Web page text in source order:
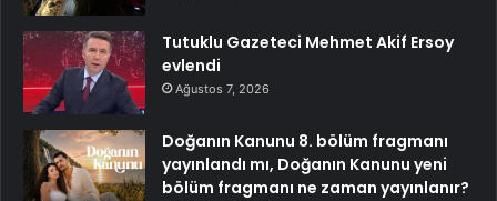
Tutuklu Gazeteci Mehmet Akif Ersoy
evlendi
Ağustos 7, 2026
Doğanın Kanunu 8. bölüm fragmanı
yayınlandı mı, Doğanın Kanunu yeni
bölüm fragmanı ne zaman yayınlanır?